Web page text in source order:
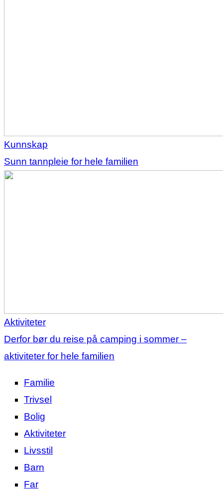
Kunnskap
Sunn tannpleie for hele familien
Aktiviteter
Derfor bør du reise på camping i sommer –
aktiviteter for hele familien
Familie
Trivsel
Bolig
Aktiviteter
Livsstil
Barn
Far